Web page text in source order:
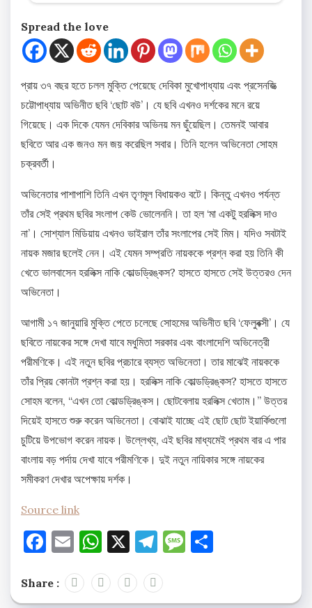
Spread the love
প্রায় ৩৭ বছর হতে চলল মুক্তি পেয়েছে দেবিকা মুখোপাধ্যায় এবং প্রসেনজিত্‍
চট্টোপাধ্যায় অভিনীত ছবি ‘ছোট বউ’। যে ছবি এখনও দর্শকের মনে রয়ে
গিয়েছে। এক দিকে যেমন দেবিকার অভিনয় মন ছুঁয়েছিল। তেমনই আবার
ছবিতে আর এক জনও মন জয় করেছিল সবার। তিনি হলেন অভিনেতা সোহম
চক্রবর্তী।
অভিনেতার পাশাপাশি তিনি এখন তৃণমূল বিধায়কও বটে। কিন্তু এখনও পর্যন্ত
তাঁর সেই প্রথম ছবির সংলাপ কেউ ভোলেননি। তা হল ‘মা একটু হরলিক্স দাও
না’। সোশ্যাল মিডিয়ায় এখনও ভাইরাল তাঁর সংলাপের সেই মিম। যদিও সবটাই
নায়ক মজার ছলেই নেন। এই যেমন সম্প্রতি নায়ককে প্রশ্ন করা হয় তিনি কী
খেতে ভালবাসেন হরলিক্স নাকি কোল্ডড্রিঙ্কস? হাসতে হাসতে সেই উত্তরও দেন
অভিনেতা।
আগামী ১৭ জানুয়ারি মুক্তি পেতে চলেছে সোহমের অভিনীত ছবি ‘ফেলুবক্সী’। যে
ছবিতে নায়কের সঙ্গে দেখা যাবে মধুমিতা সরকার এবং বাংলাদেশি অভিনেত্রী
পরীমণিকে। এই নতুন ছবির প্রচারে ব্যস্ত অভিনেতা। তার মাঝেই নায়ককে
তাঁর প্রিয় কোনটা প্রশ্ন করা হয়। হরলিক্স নাকি কোল্ডড্রিঙ্কস? হাসতে হাসতে
সোহম বলেন, “এখন তো কোল্ডড্রিঙ্কস। ছোটবেলায় হরলিক্স খেতাম।” উত্তর
দিয়েই হাসতে শুরু করেন অভিনেতা। বোঝাই যাচ্ছে এই ছোট ছোট ইয়ার্কিগুলো
চুটিয়ে উপভোগ করেন নায়ক। উল্লেখ্য, এই ছবির মাধ্যমেই প্রথম বার এ পার
বাংলায় বড় পর্দায় দেখা যাবে পরীমণিকে। দুই নতুন নায়িকার সঙ্গে নায়কের
সমীকরণ দেখার অপেক্ষায় দর্শক।
Source link
Facebook
EmailWhatsApp
X Telegram
Message
Share :